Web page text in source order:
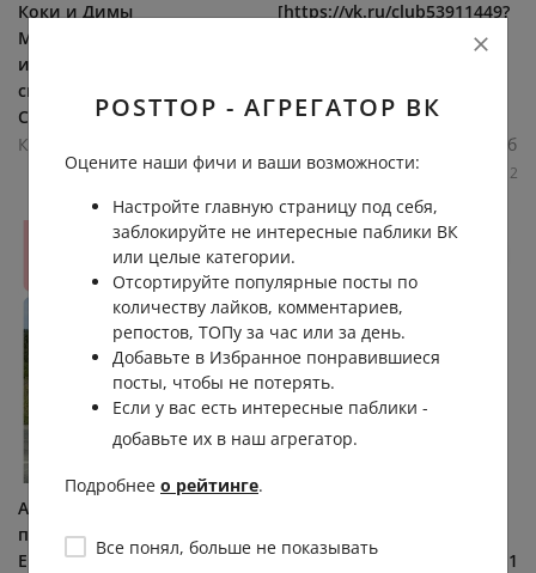
Коки и Димы
Масленникова Клава Кока
и Дима Масленников
сыграли свадьбу в усадьбе
Середниково,... (видео)
Круглосуточные новости Екб
0.7К 0.0К 12 9
[https://vk.ru/club53911449?
w=wall-53911449_5414421|
Степанчук. Об...
Круглосуточные новости Екб
13.4К 0.0К 12
А что теперь будет с
посылками? В
Екатеринбурге
w=wall-53911449_5413992|11
POSTTOP - АГРЕГАТОР ВК
Оцените наши фичи и ваши возможности:
Настройте главную страницу под себя,
заблокируйте не интересные паблики ВК
или целые категории.
Отсортируйте популярные посты по
количеству лайков, комментариев,
репостов, ТОПу за час или за день.
Добавьте в Избранное понравившиеся
посты, чтобы не потерять.
Если у вас есть интересные паблики -
добавьте их в наш агрегатор.
Подробнее о рейтинге.
Все понял, больше не показывать